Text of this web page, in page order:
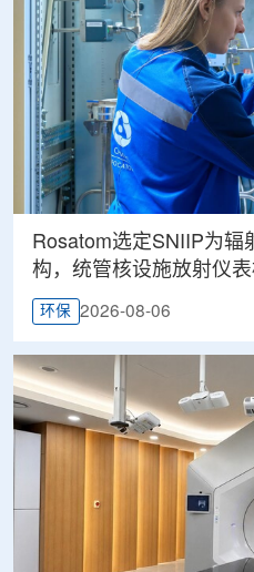
Rosatom选定SNIIP为辐
构，统管核设施放射仪
环保 2026-08-06